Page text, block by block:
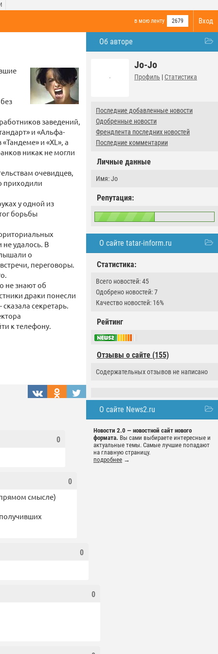
Вход
в мою ленту 2679
Об авторе
Jo-Jo
Профиль | Статистика
Последние добавленные новости
Одобренные новости
Френдлента последних новостей
Последние комментарии
Личные данные
Имя: Jo
Репутация:
О сайте tatar-inform.ru
Статистика:
Всего новостей: 45
Одобрено новостей: 7
Качество новостей: 16%
Рейтинг
Отзывы о сайте (155)
Содержательных отзывов не написано
О сайте News2.ru
Новости 2.0 — новостной сайт нового
формата. Вы сами выбираете интересные и
актуальные темы. Самые лучшие попадают
на главную страницу.
подробнее →
заведений,
и «Альфа-
и «XL», а
никак не могли
очевидцев,
приходили
у одной из
борьбы
удалось. В
о
переговоры.
не знают об
драки понесли
секретарь.
к телефону.
0
0
смысле)
0
0